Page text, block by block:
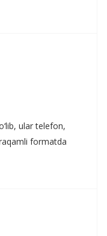
ular telefon,
formatda